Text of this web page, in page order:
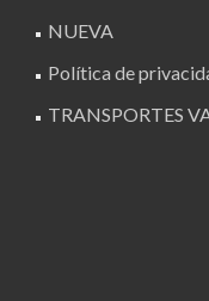
NUEVA
Política de
TRANSPORTES